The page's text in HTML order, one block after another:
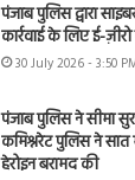
पंजाब पुलिस द्वारा
कार्रवाई के लिए ई-
30 July 2026 - 3:50
पंजाब पुलिस ने सीमा
कमिश्नरेट पुलिस ने सात
हेरोइन बरामद की